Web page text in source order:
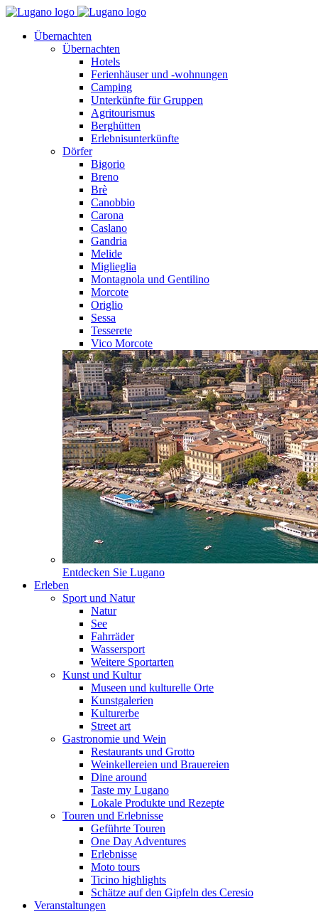
Übernachten
Übernachten
Hotels
Ferienhäuser und -wohnungen
Camping
Unterkünfte für Gruppen
Agritourismus
Berghütten
Erlebnisunterkünfte
Dörfer
Bigorio
Breno
Brè
Canobbio
Carona
Caslano
Gandria
Melide
Miglieglia
Montagnola und Gentilino
Morcote
Origlio
Sessa
Tesserete
Vico Morcote
Entdecken Sie Lugano
Erleben
Sport und Natur
Natur
See
Fahrräder
Wassersport
Weitere Sportarten
Kunst und Kultur
Museen und kulturelle Orte
Kunstgalerien
Kulturerbe
Street art
Gastronomie und Wein
Restaurants und Grotto
Weinkellereien und Brauereien
Dine around
Taste my Lugano
Lokale Produkte und Rezepte
Touren und Erlebnisse
Geführte Touren
One Day Adventures
Erlebnisse
Moto tours
Ticino highlights
Schätze auf den Gipfeln des Ceresio
Veranstaltungen